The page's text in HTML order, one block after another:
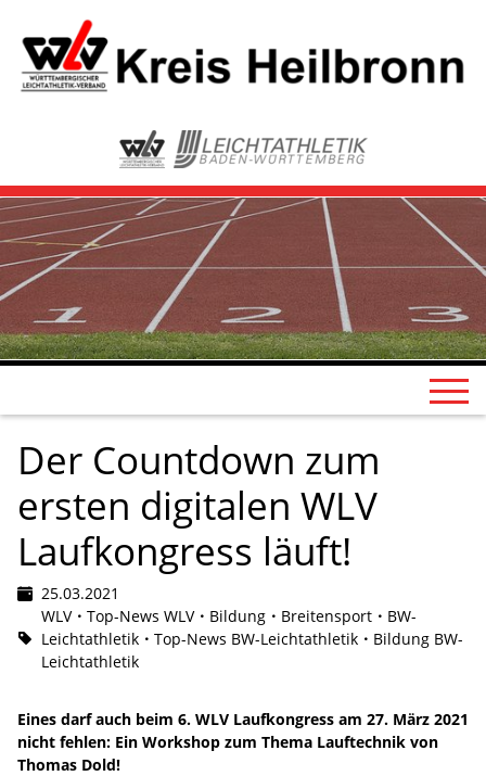
Der Countdown zum
ersten digitalen WLV
Laufkongress läuft!
25.03.2021
WLV
Top-News WLV Bildung Breitensport
BW-
Leichtathletik
Top-News BW-Leichtathletik
Bildung BW-
Leichtathletik
Eines darf auch beim 6. WLV Laufkongress am 27. März 2021
nicht fehlen: Ein Workshop zum Thema Lauftechnik von
Thomas Dold!